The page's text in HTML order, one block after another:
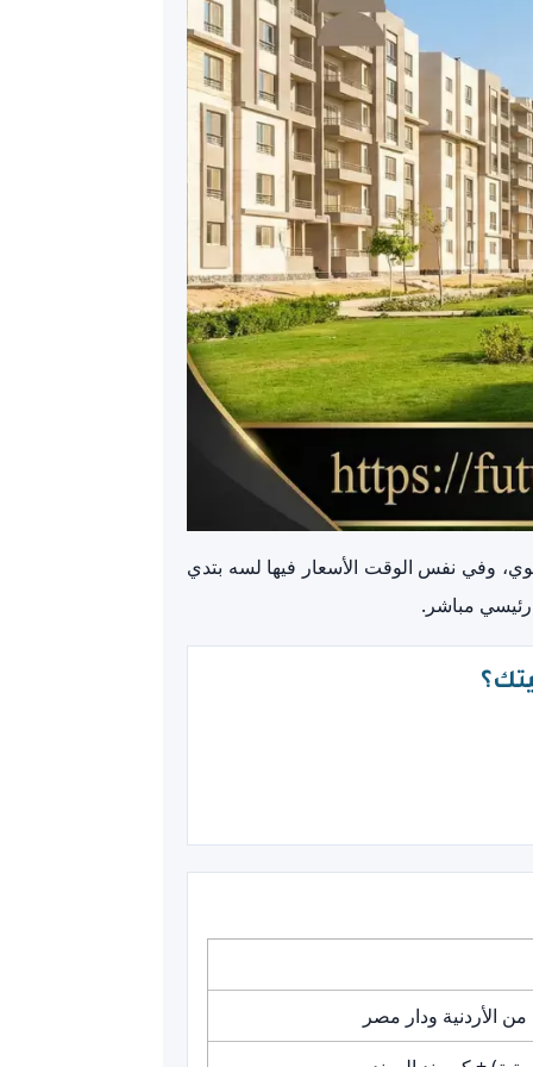
وفي نفس الوقت الأسعار فيها لسه بتدي
رئيسي مباشر.
الأردنية ودار مصر